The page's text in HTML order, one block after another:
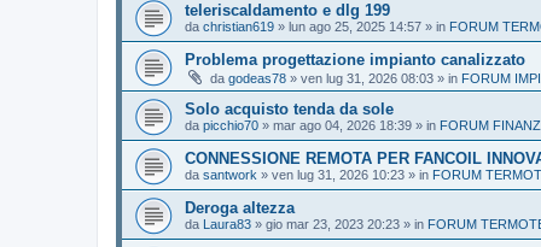
teleriscaldamento e dlg 199
da christian619 » lun ago 25, 2025 14:57 » in FORUM
Problema progettazione impianto canalizzato
da godeas78 » ven lug 31, 2026 08:03 » in FORUM
Solo acquisto tenda da sole
da picchio70 » mar ago 04, 2026 18:39 » in FORUM
CONNESSIONE REMOTA PER FANCOIL
da santwork » ven lug 31, 2026 10:23 » in FORUM
Deroga altezza
da Laura83 » gio mar 23, 2023 20:23 » in FORUM